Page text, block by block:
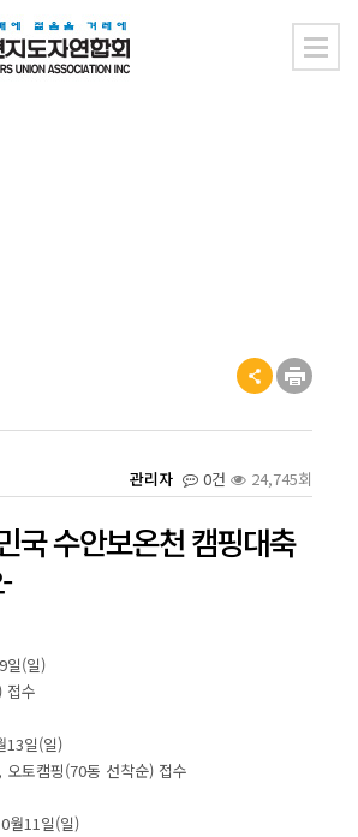
관리자 0건 24,745회
국 수안보온천 캠핑대축
일(일)
접수
13일(일)
토캠핑(70동 선착순) 접수
월11일(일)